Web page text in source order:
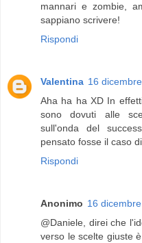
mannari e zombie,
sappiano scrivere!
Rispondi
Valentina 16
Aha ha ha XD In
sono dovuti alle
sull'onda del
pensato fosse il caso
Rispondi
Anonimo 16
@Daniele, direi che
verso le scelte giuste